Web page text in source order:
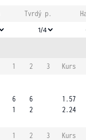
Tvrdý p.
1/4
1 2 3
Kurs
6
1
6
2
1.57
2.24
1 2 3
Kurs